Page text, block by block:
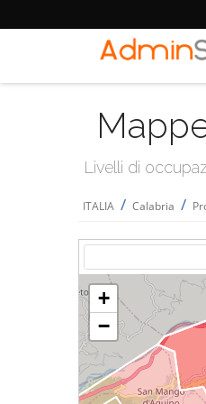
Livelli di
ITALIA / Calabria /